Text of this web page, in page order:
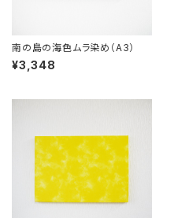
南の島の海色ムラ染め（A3）
¥3,348